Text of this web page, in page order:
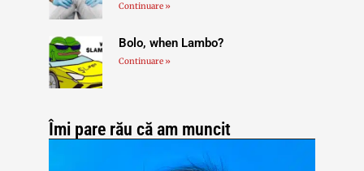
Continuare »
Bolo, when Lambo?
Continuare »
Îmi pare rău că am muncit